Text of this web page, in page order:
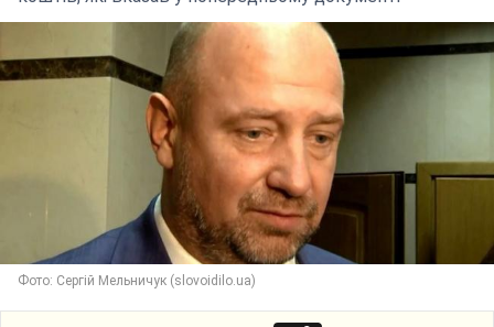
Фото: Сергій Мельничук (slovoidilo.ua)